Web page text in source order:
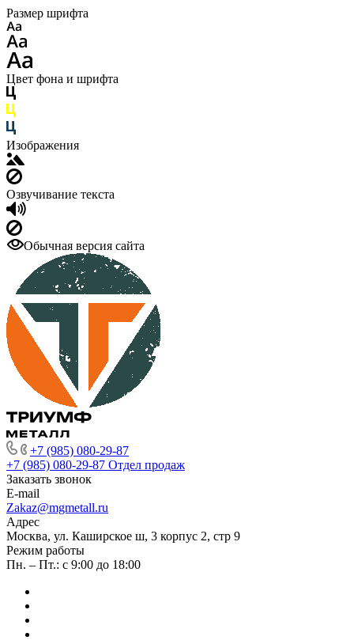
Размер шрифта
Цвет фона и шрифта
Изображения
Озвучивание текста
Обычная версия сайта
+7 (985) 080-29-87
+7 (985) 080-29-87 Отдел продаж
Заказать звонок
E-mail
Zakaz@mgmetall.ru
Адрес
Москва, ул. Каширское ш, 3 корпус 2, стр 9
Режим работы
Пн. – Пт.: с 9:00 до 18:00